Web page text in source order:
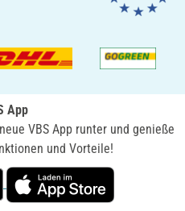
App
VBS App runter und genieße
und Vorteile!